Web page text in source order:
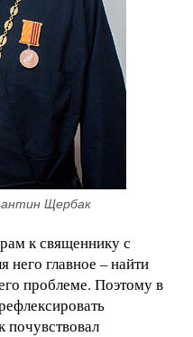
Щербак
к священнику с
главное – найти
проблеме. Поэтому в
почувствовал